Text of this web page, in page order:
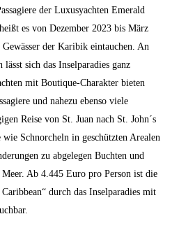
der Luxusyachten Emerald
es von Dezember 2023 bis März
der Karibik eintauchen. An
sich das Inselparadies ganz
mit Boutique-Charakter bieten
und nahezu ebenso viele
Reise von St. Juan nach St. John´s
Schnorcheln in geschützten Arealen
zu abgelegen Buchten und
Ab 4.445 Euro pro Person ist die
durch das Inselparadies mit